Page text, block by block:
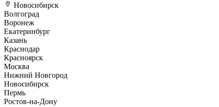
Новосибирск
Волгоград
Воронеж
Екатеринбург
Казань
Краснодар
Красноярск
Москва
Нижний Новгород
Новосибирск
Пермь
Ростов-на-Дону